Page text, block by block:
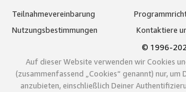
Teilnahmevereinbarung
Nutzungsbestimmungen
Kontaktiere
© 1996-
Auf dieser Website verwenden wir Cookies
(zusammenfassend „Cookies“ genannt) nur, um
anzubieten, einschließlich Deiner